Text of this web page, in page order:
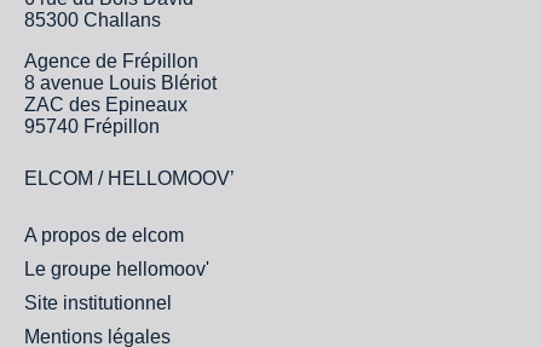
85300 Challans
Agence de Frépillon
8 avenue Louis Blériot
ZAC des Epineaux
95740 Frépillon
ELCOM / HELLOMOOV’
A propos de elcom
Le groupe hellomoov'
Site institutionnel
Mentions légales